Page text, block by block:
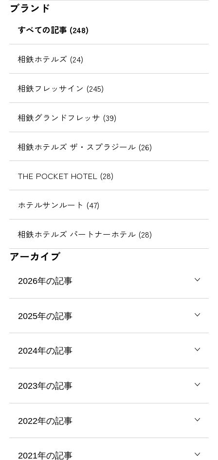
ブランド
すべての記事 (248)
相鉄ホテルズ (24)
相鉄フレッサイン (245)
相鉄グランドフレッサ (39)
相鉄ホテルズ ザ・スプラジール (26)
THE POCKET HOTEL (28)
ホテルサンルート (47)
相鉄ホテルズ パートナーホテル (28)
アーカイブ
2026年の記事
2025年の記事
2024年の記事
2023年の記事
2022年の記事
2021年の記事